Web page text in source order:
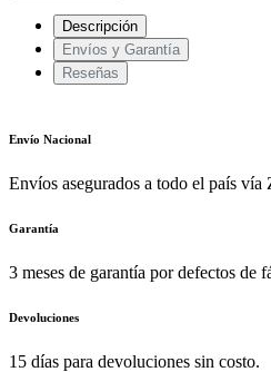
Descripción
Envíos y Garantía
Reseñas
Envío Nacional
Envíos asegurados a todo el país vía
Garantía
3 meses de garantía por defectos de
Devoluciones
15 días para devoluciones sin costo.